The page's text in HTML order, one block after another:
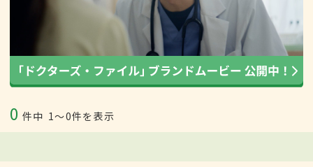
0 件中 1〜0件を表示